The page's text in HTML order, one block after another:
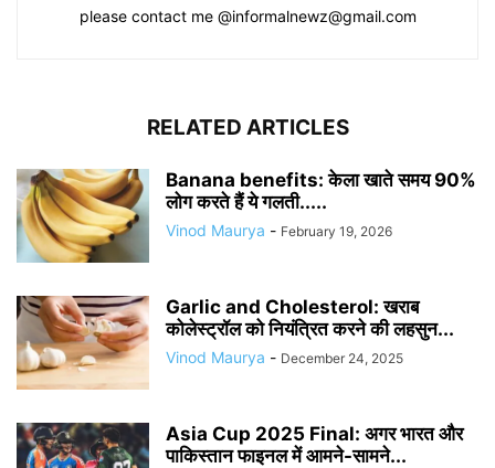
please contact me @informalnewz@gmail.com
RELATED ARTICLES
Banana benefits: केला खाते समय 90%
लोग करते हैं ये गलती.....
Vinod Maurya - February 19, 2026
Garlic and Cholesterol: खराब
कोलेस्ट्रॉल को नियंत्रित करने की लहसुन...
Vinod Maurya - December 24, 2025
Asia Cup 2025 Final: अगर भारत और
पाकिस्तान फाइनल में आमने-सामने...